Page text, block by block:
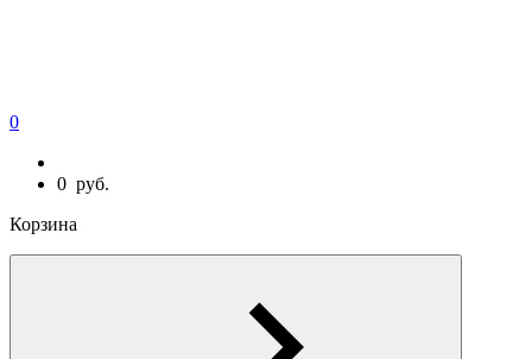
0
0 руб.
Корзина